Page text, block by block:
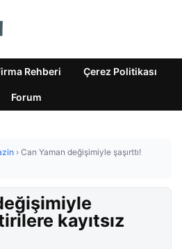
Rehberi Çerez Politikası
Forum
› Can Yaman değişimiyle şaşırttı!
kayıtsız